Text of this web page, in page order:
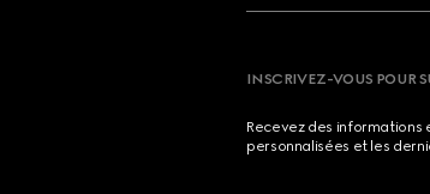
INSCRIVEZ-VOUS POUR
Recevez des informations
personnalisées et les